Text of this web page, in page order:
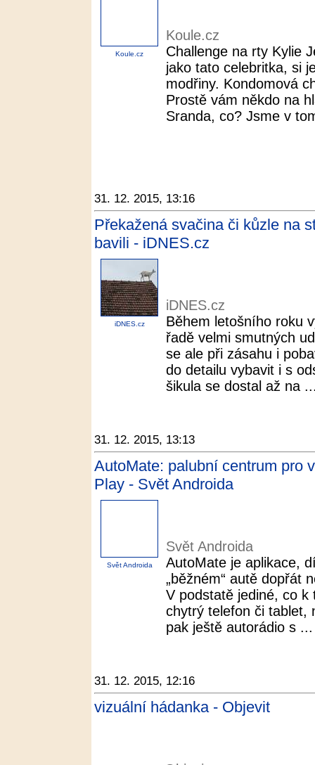
Koule.cz
Koule.cz
Challenge na rty Kylie
jako tato celebritka, si
modřiny. Kondomová
Prostě vám někdo na
Sranda, co? Jsme v
31. 12. 2015, 13:16
Překažená svačina či kůzle na
bavili - iDNES.cz
iDNES.cz
iDNES.cz
Během letošního roku
řadě velmi smutných
se ale při zásahu i
do detailu vybavit i s
šikula se dostal až na
31. 12. 2015, 13:13
AutoMate: palubní centrum pro
Play - Svět Androida
Svět Androida
Svět Androida
AutoMate je aplikace,
„běžném“ autě dopřát
V podstatě jediné, co k
chytrý telefon či tablet,
pak ještě autorádio s ...
31. 12. 2015, 12:16
vizuální hádanka - Objevit